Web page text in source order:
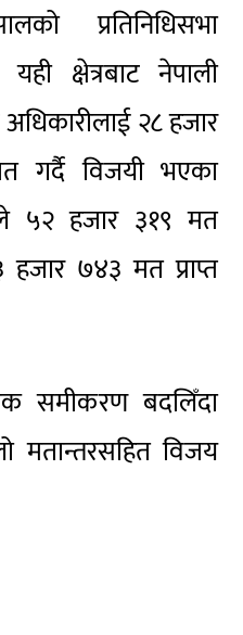
प्रतिनिधिसभा
क्षेत्रबाट नेपाली
२८ हजार
गर्दै विजयी भएका
५२ हजार ३१९ मत
हजार ७४३ मत प्राप्त
समीकरण बदलिँदा
मतान्तरसहित विजय